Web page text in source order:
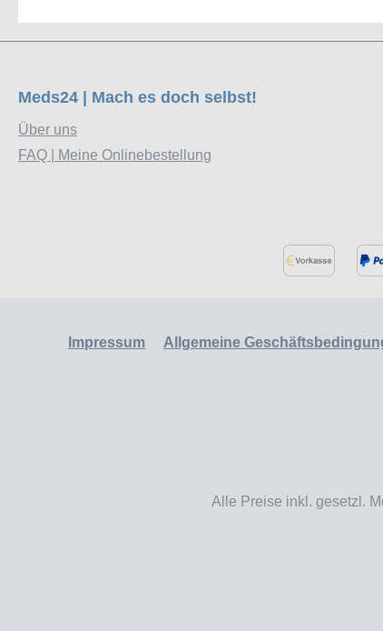
Meds24 | Mach es doch selbst!
Über uns
FAQ | Meine Onlinebestellung
Impressum Allgemeine
Alle Preise inkl. gesetzl.